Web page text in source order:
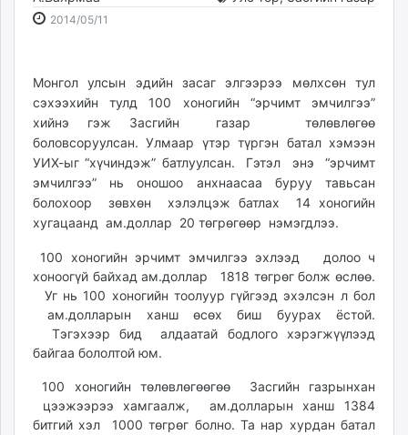
caak.mn
Baabar.mn
tovch.mn
ikon.mn
mnb.mn
Eguur.mn
24tsag.mn
eagle.mn
ergelt.mn
zarig.mn
today.mn
zuv.mn
mminfo.mn
ugluu.mn
urlag.mn
2014/05/11
16:17:46
02:58:40
Монгол улсын эдийн засаг элгээрээ мөлхсөн тул
сэхээхийн тулд 100 хоногийн “эрчимт эмчилгээ”
хийнэ гэж Засгийн газар төлөвлөгөө
боловсоруулсан. Улмаар үтэр түргэн батал хэмээн
УИХ-ыг “хүчиндэж” батлуулсан. Гэтэл энэ “эрчимт
эмчилгээ” нь оношоо анхнаасаа буруу тавьсан
болохоор зөвхөн хэлэлцэж батлах 14 хоногийн
хугацаанд ам.доллар 20 төгрөгөөр нэмэгдлээ.
100 хоногийн эрчимт эмчилгээ эхлээд долоо ч
хоноогүй байхад ам.доллар 1818 төгрөг болж өслөө.
Уг нь 100 хоногийн тоолуур гүйгээд эхэлсэн л бол
ам.долларын ханш өсөх биш буурах ёстой.
Тэгэхээр бид алдаатай бодлого хэрэгжүүлээд
байгаа бололтой юм.
100 хоногийн төлөвлөгөөгөө Засгийн газрынхан
цээжээрээ хамгаалж, ам.долларын ханш 1384
битгий хэл 1000 төгрөг болно. Та нар хурдан батал